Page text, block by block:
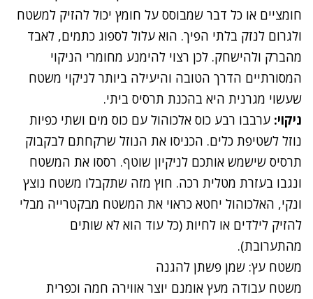
חומציים או כל דבר שמבוסס על חומץ יכול להזיק למשטח
ולגרום לנזק בלתי הפיך. הוא עלול לספוג כתמים, לאבד
מהברק ולהישחק. לכן רצוי להימנע מחומרי הניקוי
המסורתיים הדרך הטובה והיעילה ביותר לניקוי משטח
שעשוי מגרנית היא בהכנת תרסיס ביתי.
ניקוי: ערבבו רבע כוס אלכוהול עם כוס מים ושתי כפיות
נוזל לשטיפת כלים. הכניסו את הנוזל שרקחתם לבקבוק
תרסיס שישמש אותכם לניקיון שוטף. רססו את המשטח
ונגבו בעזרת מטלית רכה. חוץ מזה שתקבלו משטח נוצץ
ונקי, האלכוהול יחטא כראוי את המשטח מבקטרייה מבלי
להזיק לילדים או לחיות (כל עוד הוא לא שותים
מהתערובת).
משטח עץ: שמן פשתן להגנה
משטח עבודה מעץ אומנם יוצר אווירה חמה וכפרית